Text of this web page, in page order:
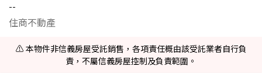
--
住商不動產
⚠️ 本物件非信義房屋受託銷售，各項責任概由該受託業者自行負
責，不屬信義房屋控制及負責範圍。